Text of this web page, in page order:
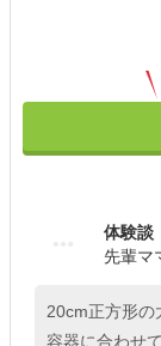
体験談
先輩マ
20cm正方形の
容器に合わせ